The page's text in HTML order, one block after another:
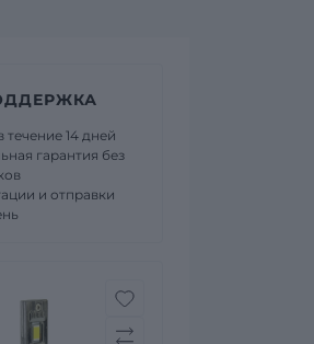
течение 14 дней
гарантия без
и отправки